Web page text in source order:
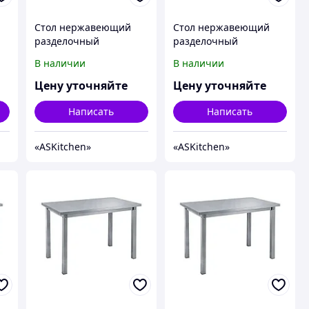
Стол нержавеющий
разделочный
полки ASKitchen ASKO-
8/7
В наличии
Цену уточняйте
Написать
«ASKitсhen»
Стол нержавеющий
разделочный
полки ASKitchen ASKO-
9/6
В наличии
Цену уточняйте
Написать
«ASKitсhen»